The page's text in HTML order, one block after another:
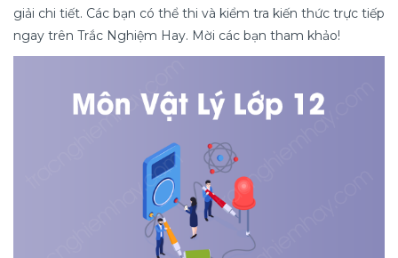
giải chi tiết. Các bạn có thể thi và kiểm tra kiến thức trực tiếp
ngay trên Trắc Nghiệm Hay. Mời các bạn tham khảo!